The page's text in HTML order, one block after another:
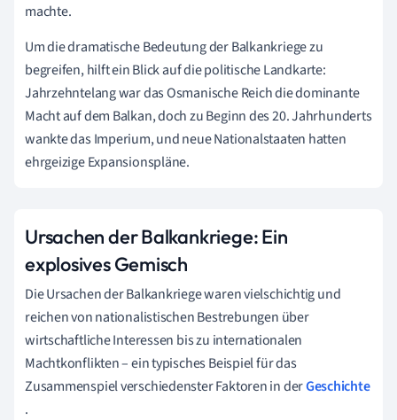
machte.
Um die dramatische Bedeutung der Balkankriege zu
begreifen, hilft ein Blick auf die politische Landkarte:
Jahrzehntelang war das Osmanische Reich die dominante
Macht auf dem Balkan, doch zu Beginn des 20. Jahrhunderts
wankte das Imperium, und neue Nationalstaaten hatten
ehrgeizige Expansionspläne.
Ursachen der Balkankriege: Ein
explosives Gemisch
Die Ursachen der Balkankriege waren vielschichtig und
reichen von nationalistischen Bestrebungen über
wirtschaftliche Interessen bis zu internationalen
Machtkonflikten – ein typisches Beispiel für das
Zusammenspiel verschiedenster Faktoren in derGeschichte
.